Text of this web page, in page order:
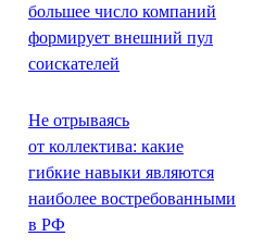
большее число компаний
формирует внешний пул
соискателей
Не отрываясь
от коллектива: какие
гибкие навыки являются
наиболее востребованными
в РФ